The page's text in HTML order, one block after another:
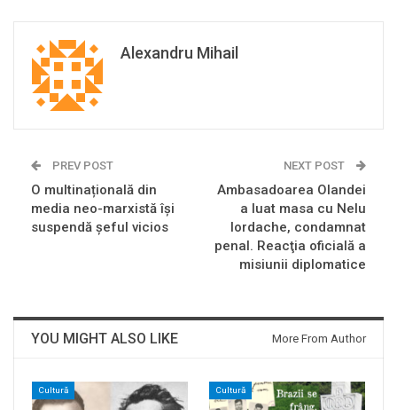
Alexandru Mihail
PREV POST
O multinațională din
media neo-marxistă își
suspendă șeful vicios
NEXT POST
Ambasadoarea Olandei
a luat masa cu Nelu
Iordache, condamnat
penal. Reacţia oficială a
misiunii diplomatice
YOU MIGHT ALSO LIKE More From Author
Cultură Cultură